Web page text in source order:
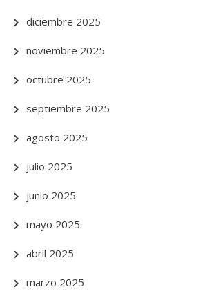
diciembre 2025
noviembre 2025
octubre 2025
septiembre 2025
agosto 2025
julio 2025
junio 2025
mayo 2025
abril 2025
marzo 2025